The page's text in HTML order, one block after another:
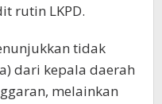
rutin LKPD.
tidak
dari kepala daerah
melainkan